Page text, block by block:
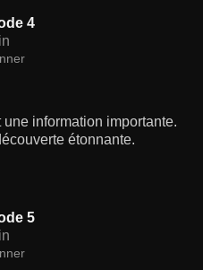
4
information importante.
étonnante.
5